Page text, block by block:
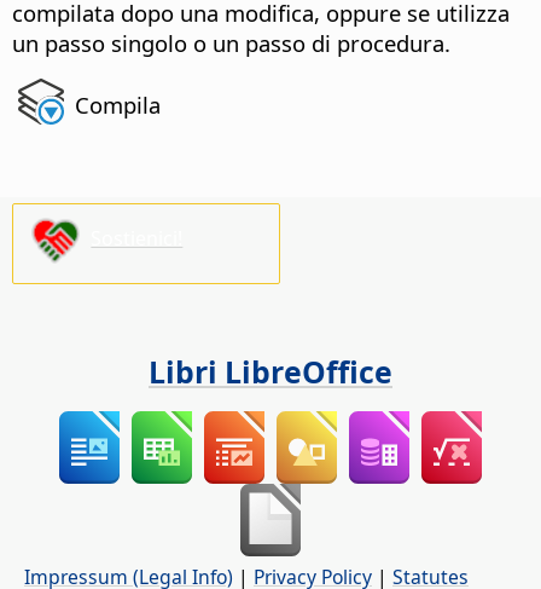
compilata dopo una modifica, oppure se utilizza
un passo singolo o un passo di procedura.
Compila
Libri LibreOffice
Impressum (Legal Info) | Privacy Policy | Statutes